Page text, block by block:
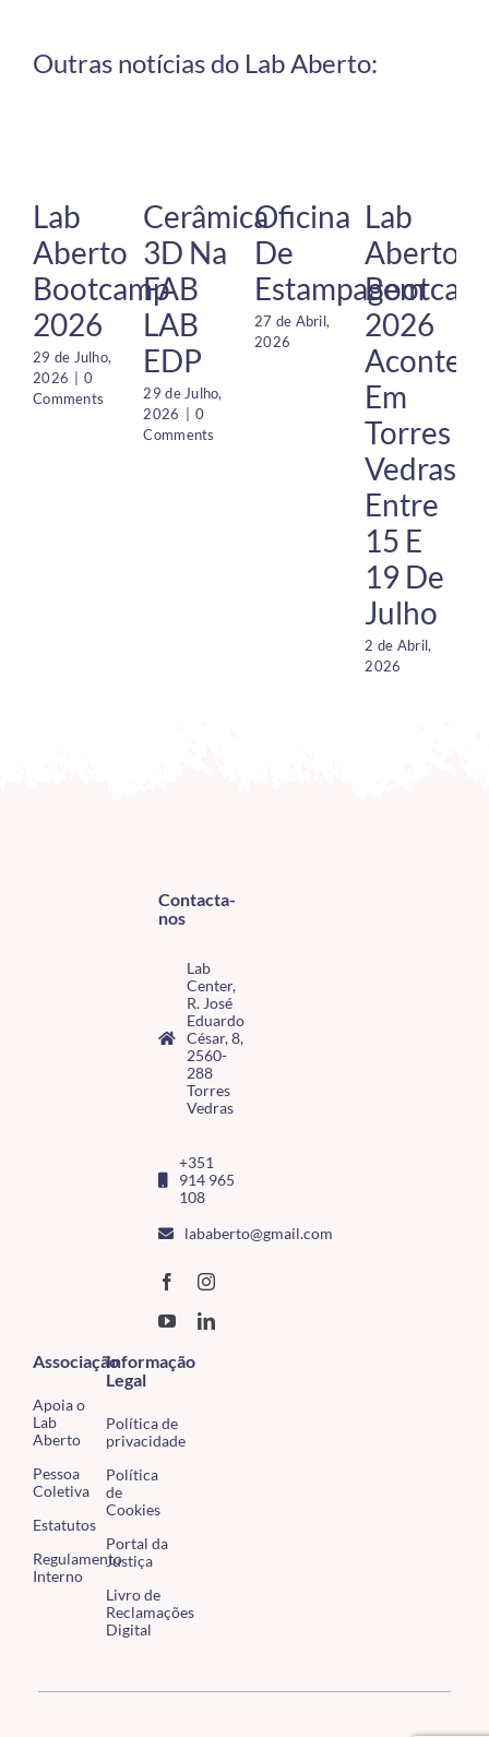
Outras notícias do Lab Aberto:
Lab
Aberto
Bootcamp
2026
29 de Julho,
2026
0
Comments
Cerâmica
3D Na
FAB
LAB
EDP
29 de Julho,
2026
0
Comments
Oficina
De
Estampagem
27 de Abril,
2026
Lab
Aberto
2026
Em
Torres
Vedras
Entre
15 E
19 De
Julho
2 de Abril,
2026
Contacta-
nos
Lab
Center,
R. José
Eduardo
César, 8,
2560-
288
Torres
Vedras
+351
914 965
108
lababerto@gmail.com
Associação
Apoia o
Lab
Aberto
Pessoa
Coletiva
Estatutos
Regulamento
Interno
Informação
Legal
Política de
privacidade
Política
de
Cookies
Portal da
Justiça
Livro de
Reclamações
Digital